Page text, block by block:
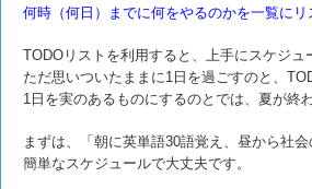
何時（何日）までに何をやるのかを一覧にリ
TODOリストを利用すると、上手にスケジュ
ただ思いついたままに1日を過ごすのと、
1日を実のあるものにするのとでは、夏が終
まずは、「朝に英単語30語覚え、昼から社
簡単なスケジュールで大丈夫です。